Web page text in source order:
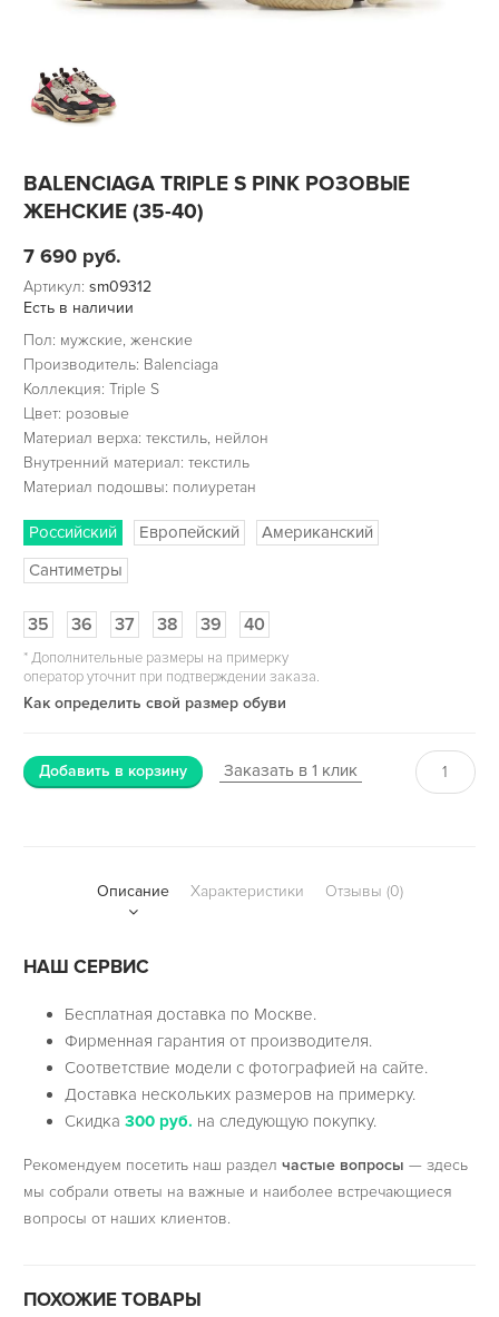
BALENCIAGA TRIPLE S PINK РОЗОВЫЕ
ЖЕНСКИЕ (35-40)
7 690 руб.
Артикул: sm09312
Есть в наличии
Пол: мужские, женские
Производитель: Balenciaga
Коллекция: Triple S
Цвет: розовые
Материал верха: текстиль, нейлон
Внутренний материал: текстиль
Материал подошвы: полиуретан
Российский Европейский
Американский
Сантиметры
35 36 37 38 39 40
*Дополнительные размеры на примерку
оператор уточнит при подтверждении заказа.
Как определить свой размер обуви
Добавить в корзину Заказать в 1 клик
Описание Характеристики Отзывы (0)
НАШ СЕРВИС
Бесплатная доставка по Москве.
Фирменная гарантия от производителя.
Соответствие модели с фотографией на сайте.
Доставка нескольких размеров на примерку.
Скидка300 руб. на следующую покупку.
Рекомендуем посетить наш раздел частые вопросы — здесь
мы собрали ответы на важные и наиболее встречающиеся
вопросы от наших клиентов.
ПОХОЖИЕ ТОВАРЫ